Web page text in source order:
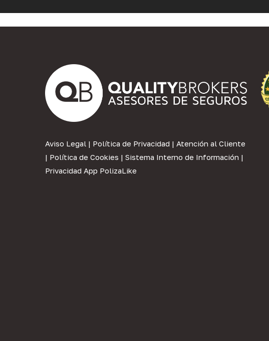
Aviso Legal | Política de Privacidad | Atención al Cliente
| Política de Cookies | Sistema Interno de Información |
Privacidad App PolizaLike